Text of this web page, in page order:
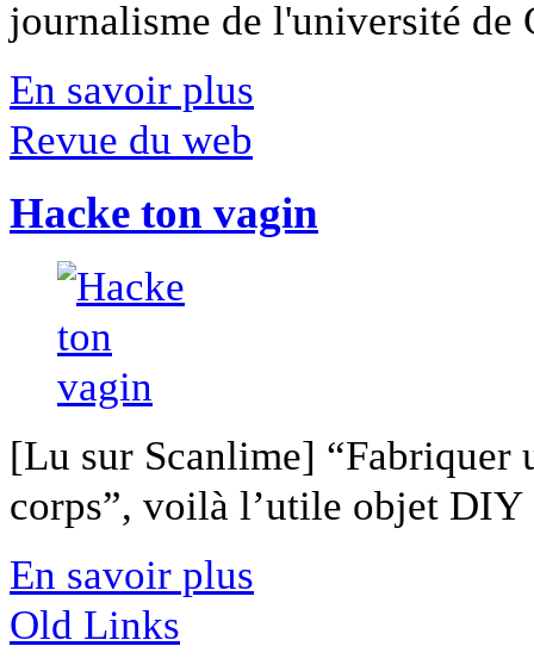
journalisme de l'université
En savoir plus
Revue du web
Hacke ton vagin
[Lu sur Scanlime] “Fabriquer
corps”, voilà l’utile objet
En savoir plus
Old Links